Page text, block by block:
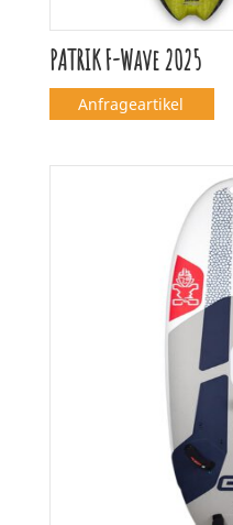
PATRIK F-Wave 2025
Anfrageartikel